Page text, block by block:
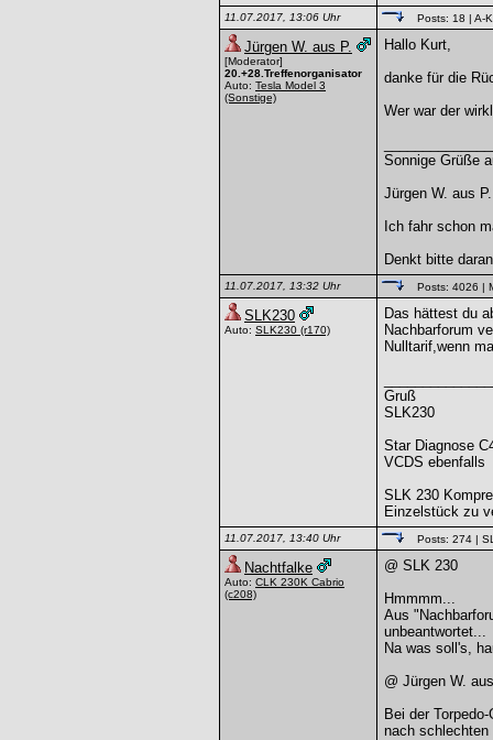
11.07.2017, 13:06 Uhr Posts: 18 | A-
Jürgen W. aus P.
[Moderator]
20.+28.Treffenorganisator
Auto: Tesla Model 3
(Sonstige)
Hallo Kurt,
danke für die
Wer war der
Sonnige Grüße
Jürgen W. aus P.
Ich fahr schon
Denkt bitte
11.07.2017, 13:32 Uhr Posts: 4026 |
SLK230
Auto: SLK230 (r170)
Das hättest du
Nachbarforum
Nulltarif,wenn
Gruß
SLK230
Star Diagnose
VCDS ebenfalls
SLK 230
Einzelstück zu
11.07.2017, 13:40 Uhr Posts: 274 |
Nachtfalke
Auto: CLK 230K Cabrio
(c208)
@ SLK 230
Hmmmm...
Aus
unbeantwortet...
Na was soll's,
@ Jürgen W.
Bei der
nach